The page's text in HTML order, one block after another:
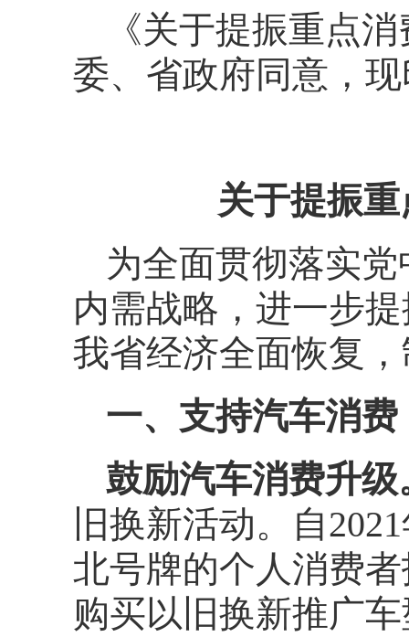
《关于提振重点
委、省政府同意，
关于提振
为全面贯彻落实
内需战略，进一步
我省经济全面恢复
一、支持汽车消费
鼓励汽车消费升级
旧换新活动。自
北号牌的个人消费
购买以旧换新推广